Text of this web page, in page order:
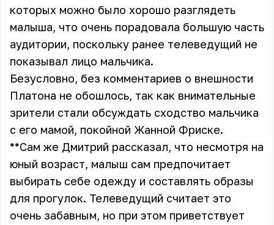
которых можно было хорошо разглядеть
малыша, что очень порадовала большую часть
аудитории, поскольку ранее телеведущий не
показывал лицо мальчика.
Безусловно, без комментариев о внешности
Платона не обошлось, так как внимательные
зрители стали обсуждать сходство мальчика
с его мамой, покойной Жанной Фриске.
**Сам же Дмитрий рассказал, что несмотря на
юный возраст, малыш сам предпочитает
выбирать себе одежду и составлять образы
для прогулок. Телеведущий считает это
очень забавным, но при этом приветствует